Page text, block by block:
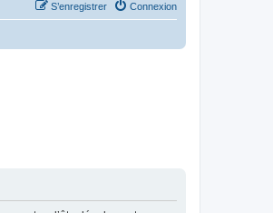
Connexion
S’enregistrer